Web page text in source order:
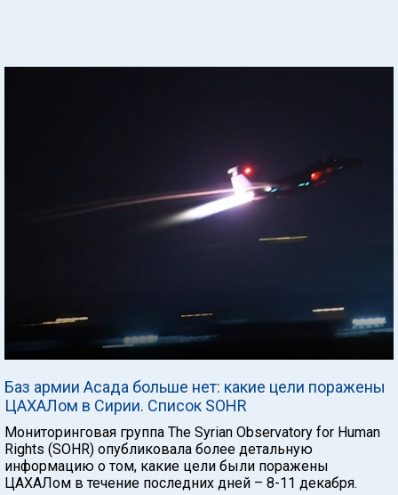
Баз армии Асада больше нет: какие цели поражены
ЦАХАЛом в Сирии. Список SOHR
Мониторинговая группа The Syrian Observatory for Human
Rights (SOHR) опубликовала более детальную
информацию о том, какие цели были поражены
ЦАХАЛом в течение последних дней – 8-11 декабря.